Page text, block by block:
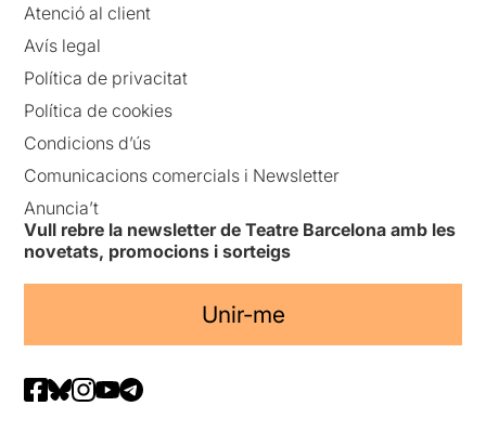
Atenció al client
Avís legal
Política de privacitat
Política de cookies
Condicions d’ús
Comunicacions comercials i Newsletter
Anuncia’t
Vull rebre la newsletter de Teatre Barcelona amb les
novetats, promocions i sorteigs
Unir-me